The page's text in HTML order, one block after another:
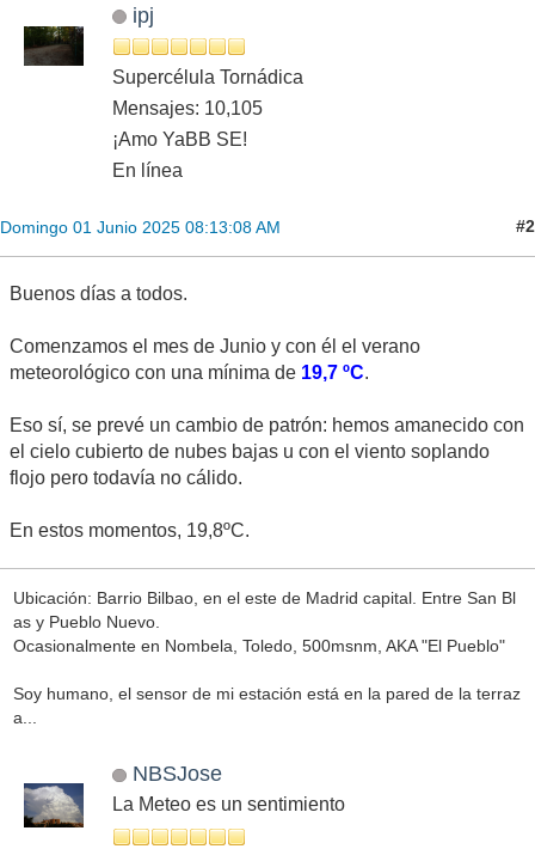
ipj
Supercélula Tornádica
Mensajes: 10,105
¡Amo YaBB SE!
En línea
Domingo 01 Junio 2025 08:13:08 AM #2
Buenos días a todos.
Comenzamos el mes de Junio y con él el verano
meteorológico con una mínima de 19,7 ºC.
Eso sí, se prevé un cambio de patrón: hemos amanecido con
el cielo cubierto de nubes bajas u con el viento soplando
flojo pero todavía no cálido.
En estos momentos, 19,8ºC.
Ubicación: Barrio Bilbao, en el este de Madrid capital. Entre San Bl
as y Pueblo Nuevo.
Ocasionalmente en Nombela, Toledo, 500msnm, AKA "El Pueblo"
Soy humano, el sensor de mi estación está en la pared de la terraz
a...
NBSJose
La Meteo es un sentimiento